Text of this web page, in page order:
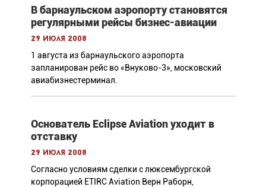
В барнаульском аэропорту становятся
регулярными рейсы бизнес-авиации
29 июля 2008
1 августа из барнаульского аэропорта
запланирован рейс во «Внуково-3», московский
авиабизнестерминал.
Основатель Eclipse Aviation уходит в
отставку
29 июля 2008
Согласно условиям сделки с люксембургской
корпорацией ETIRC Aviation Верн Раборн,